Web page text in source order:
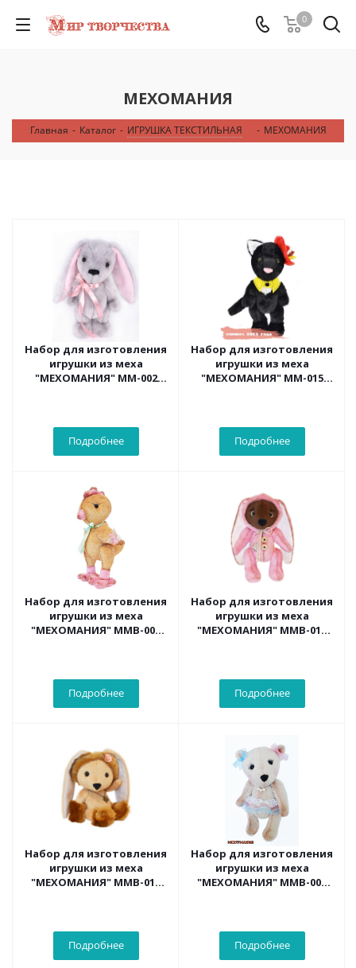
0
МЕХОМАНИЯ
Главная - Каталог - ИГРУШКА ТЕКСТИЛЬНАЯ - МЕХОМАНИЯ
Набор для изготовления
игрушки из меха
"МЕХОМАНИЯ" ММ-002
Подробнее
Набор для изготовления
игрушки из меха
"МЕХОМАНИЯ" ММ-015
Подробнее
Набор для изготовления
игрушки из меха
"МЕХОМАНИЯ" ММВ-007
Подробнее
Набор для изготовления
игрушки из меха
"МЕХОМАНИЯ" ММВ-015
Подробнее
Набор для изготовления
игрушки из меха
"МЕХОМАНИЯ" ММВ-012
Подробнее
Набор для изготовления
игрушки из меха
"МЕХОМАНИЯ" ММВ-002
Подробнее